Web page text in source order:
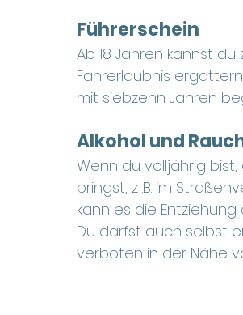
Führerschein
Ab 18 Jahren kannst
Fahrerlaubnis
mit siebzehn Jahren
Alkohol und
Wenn du volljährig
bringst, z .B. im
kann es die
Du darfst auch selbst
verboten in der Nähe